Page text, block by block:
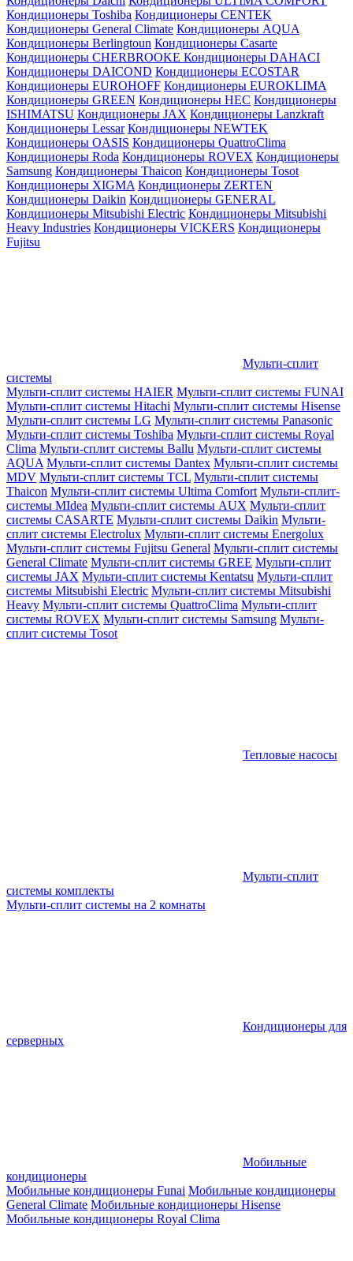
Кондиционеры Toshiba Кондиционеры CENTEK
Кондиционеры General Climate Кондиционеры AQUA
Кондиционеры Berlingtoun Кондиционеры Casarte
Кондиционеры CHERBROOKE Кондиционеры DAHACI
Кондиционеры DAICOND Кондиционеры ECOSTAR
Кондиционеры EUROHOFF Кондиционеры EUROKLIMA
Кондиционеры GREEN Кондиционеры HEC Кондиционеры
ISHIMATSU Кондиционеры JAX Кондиционеры Lanzkraft
Кондиционеры Lessar Кондиционеры NEWTEK
Кондиционеры OASIS Кондиционеры QuattroClima
Кондиционеры Roda Кондиционеры ROVEX Кондиционеры
Samsung Кондиционеры Thaicon Кондиционеры Tosot
Кондиционеры XIGMA Кондиционеры ZERTEN
Кондиционеры Daikin Кондиционеры GENERAL
Кондиционеры Mitsubishi Electric Кондиционеры Mitsubishi
Heavy Industries Кондиционеры VICKERS Кондиционеры
Fujitsu
Мульти-сплит
системы
Мульти-сплит системы HAIER Мульти-сплит системы FUNAI
Мульти-сплит системы Hitachi Мульти-сплит системы Hisense
Мульти-сплит системы LG Мульти-сплит системы Panasonic
Мульти-сплит системы Toshiba Мульти-сплит системы Royal
Clima Мульти-сплит системы Ballu Мульти-сплит системы
AQUA Мульти-сплит системы Dantex Мульти-сплит системы
MDV Мульти-сплит системы TCL Мульти-сплит системы
Thaicon Мульти-сплит системы Ultima Comfort Мульти-сплит-
системы MIdea Мульти-сплит системы AUX Мульти-сплит
системы CASARTE Мульти-сплит системы Daikin Мульти-
сплит системы Electrolux Мульти-сплит системы Energolux
Мульти-сплит системы Fujitsu General Мульти-сплит системы
General Climate Мульти-сплит системы GREE Мульти-сплит
системы JAX Мульти-сплит системы Kentatsu Мульти-сплит
системы Mitsubishi Electric Мульти-сплит системы Mitsubishi
Heavy Мульти-сплит системы QuattroClima Мульти-сплит
системы ROVEX Мульти-сплит системы Samsung Мульти-
сплит системы Tosot
Тепловые насосы
Мульти-сплит
системы комплекты
Мульти-сплит системы на 2 комнаты
Кондиционеры для
серверных
Мобильные
кондиционеры
Мобильные кондиционеры Funai Мобильные кондиционеры
General Climate Мобильные кондиционеры Hisense
Мобильные кондиционеры Royal Clima